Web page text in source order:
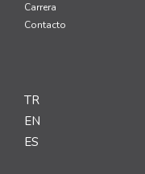
Carrera
Contacto
TR
EN
ES